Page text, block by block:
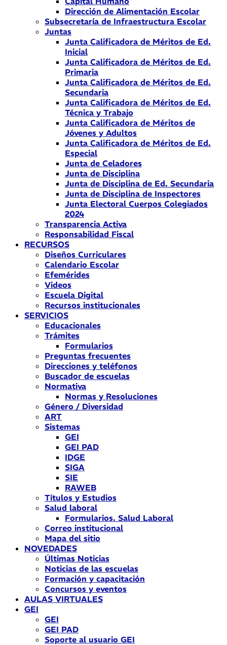
Dirección de Alimentación Escolar
Subsecretaría de Infraestructura Escolar
Juntas
Junta Calificadora de Méritos de Ed.
Inicial
Junta Calificadora de Méritos de Ed.
Primaria
Junta Calificadora de Méritos de Ed.
Secundaria
Junta Calificadora de Méritos de Ed.
Técnica y Trabajo
Junta Calificadora de Méritos de
Jóvenes y Adultos
Junta Calificadora de Méritos de Ed.
Especial
Junta de Celadores
Junta de Disciplina
Junta de Disciplina de Ed. Secundaria
Junta de Disciplina de Inspectores
Junta Electoral Cuerpos Colegiados
2024
Transparencia Activa
Responsabilidad Fiscal
RECURSOS
Diseños Curriculares
Calendario Escolar
Efemérides
Videos
Escuela Digital
Recursos institucionales
SERVICIOS
Educacionales
Trámites
Formularios
Preguntas frecuentes
Direcciones y teléfonos
Buscador de escuelas
Normativa
Normas y Resoluciones
Género / Diversidad
ART
Sistemas
GEI
GEI PAD
IDGE
SIGA
SIE
RAWEB
Títulos y Estudios
Salud laboral
Formularios. Salud Laboral
Correo institucional
Mapa del sitio
NOVEDADES
Últimas Noticias
Noticias de las escuelas
Formación y capacitación
Concursos y eventos
AULAS VIRTUALES
GEI
GEI
GEI PAD
Soporte al usuario GEI